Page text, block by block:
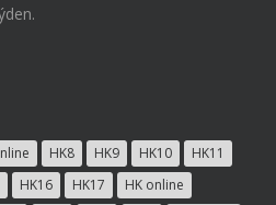
HK8 HK9 HK10
HK11
HK16 HK17
HK online